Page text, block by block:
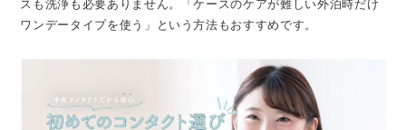
スも洗浄も必要ありません。「ケースのケアが難しい外泊時だけ
ワンデータイプを使う」という方法もおすすめです。